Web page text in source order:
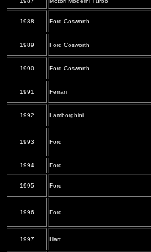
1988 Ford Cosworth
1989 Ford Cosworth
1990 Ford Cosworth
1991 Ferrari
1992 Lamborghini
1993 Ford
1994
Ford
1995 Ford
1996 Ford
1997 Hart